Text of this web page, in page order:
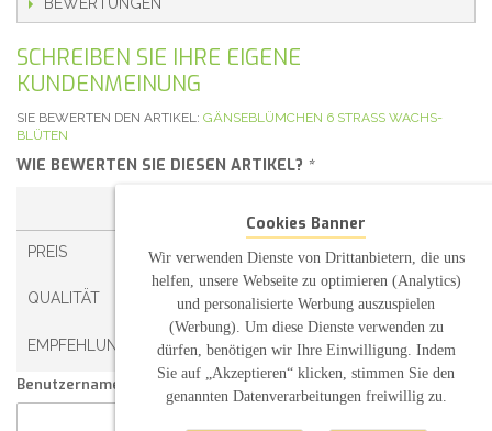
SCHREIBEN SIE IHRE EIGENE
KUNDENMEINUNG
SIE BEWERTEN DEN ARTIKEL: GÄNSEBLÜMCHEN 6 STRASS WACHS-
BLÜTEN
WIE BEWERTEN SIE DIESEN ARTIKEL? *
PREIS
QUALITÄT
EMPFEHLUNG
Benutzername:
Cookies Banner
Wir verwenden Dienste von Drittanbietern, die uns
helfen, unsere Webseite zu optimieren (Analytics)
und personalisierte Werbung auszuspielen
(Werbung). Um diese Dienste verwenden zu
dürfen, benötigen wir Ihre Einwilligung. Indem
Sie auf „Akzeptieren“ klicken, stimmen Sie den
genannten Datenverarbeitungen freiwillig zu.